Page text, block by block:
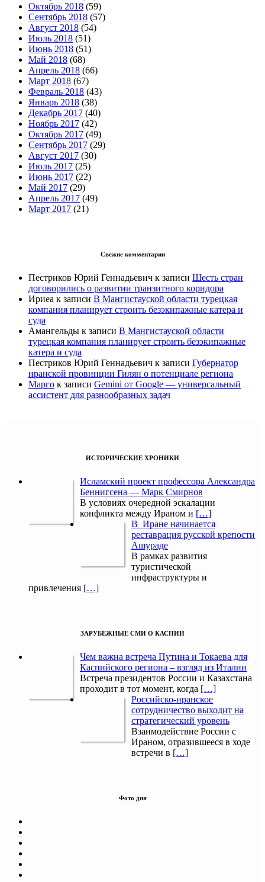
Октябрь 2018 (59)
Сентябрь 2018 (57)
Август 2018 (54)
Июль 2018 (51)
Июнь 2018 (51)
Май 2018 (68)
Апрель 2018 (66)
Март 2018 (67)
Февраль 2018 (43)
Январь 2018 (38)
Декабрь 2017 (40)
Ноябрь 2017 (42)
Октябрь 2017 (49)
Сентябрь 2017 (29)
Август 2017 (30)
Июль 2017 (25)
Июнь 2017 (22)
Май 2017 (29)
Апрель 2017 (49)
Март 2017 (21)
Свежие комментарии
Пестриков Юрий Геннадьевич к записи Шесть стран
договорились о развитии транзитного коридора
Ириеа к записи В Мангистауской области турецкая
компания планирует строить безэкипажные катера и
суда
Амангельды к записи В Мангистауской области
турецкая компания планирует строить безэкипажные
катера и суда
Пестриков Юрий Геннадьевич к записи Губернатор
иранской провинции Гилян о потенциале региона
Марго к записи Gemini от Google — универсальный
ассистент для разнообразных задач
ИСТОРИЧЕСКИЕ ХРОНИКИ
Исламский проект профессора Александра
Беннигсена — Марк Смирнов
В условиях очередной эскалации
конфликта между Ираном и […]
В Иране начинается
реставрация русской крепости
Ашураде
В рамках развития
туристической
инфраструктуры и
привлечения […]
ЗАРУБЕЖНЫЕ СМИ О КАСПИИ
Чем важна встреча Путина и Токаева для
Каспийского региона – взгляд из Италии
Встреча президентов России и Казахстана
проходит в тот момент, когда […]
Российско-иранское
сотрудничество выходит на
стратегический уровень
Взаимодействие России с
Ираном, отразившееся в ходе
встречи в […]
Фото дня